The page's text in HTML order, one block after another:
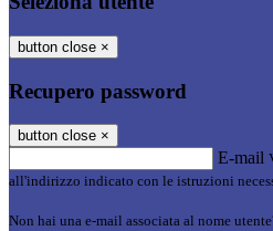
button close ×
Recupero password
button close ×
E-mail
all'indirizzo indicato con le istruzioni
Non hai una e-mail associata al nome